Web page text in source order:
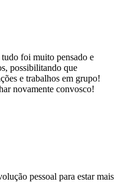
tudo foi muito pensado e
possibilitando que
e trabalhos em grupo!
novamente convosco!
pessoal para estar mais